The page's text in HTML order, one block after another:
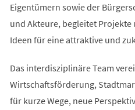
Eigentümern sowie der
und Akteure, begleitet
Ideen für eine attraktive und
Das interdisziplinäre Team
Wirtschaftsförderung,
für kurze Wege, neue